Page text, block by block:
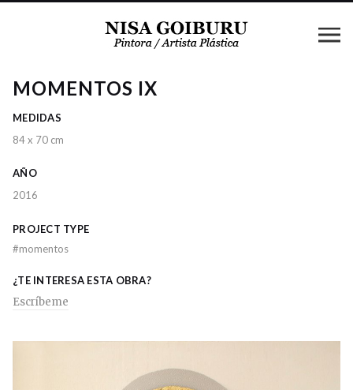
MOMENTOS IX
MEDIDAS
84 x 70 cm
AÑO
2016
PROJECT TYPE
#momentos
¿TE INTERESA ESTA OBRA?
Escríbeme